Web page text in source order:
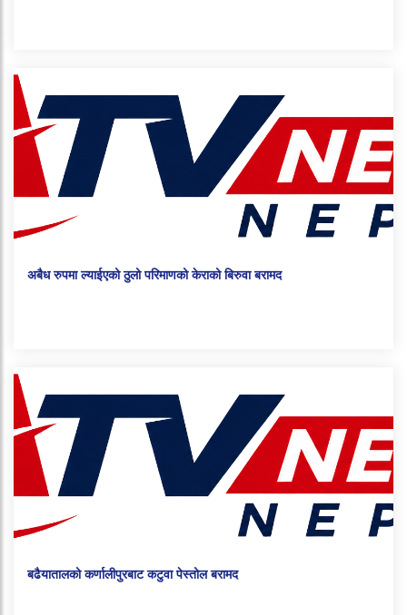
अबैध रुपमा ल्याईएको ठुलो परिमाणको केराको बिरुवा बरामद
बढैयातालको कर्णालीपुरबाट कटुवा पेस्तोल बरामद